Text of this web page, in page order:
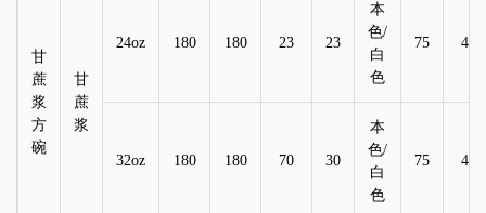
甘
蔗
浆
方
碗
甘
蔗
浆
24oz 180 180 23 23
本
色/
白
色
75 4
32oz 180 180 70 30
本
色/
白
色
75 4